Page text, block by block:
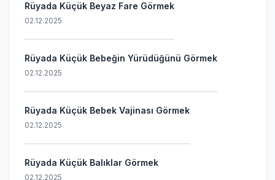
Rüyada Küçük Beyaz Fare Görmek
02.12.2025
Rüyada Küçük Bebeğin Yürüdüğünü Görmek
02.12.2025
Rüyada Küçük Bebek Vajinası Görmek
02.12.2025
Rüyada Küçük Balıklar Görmek
02.12.2025